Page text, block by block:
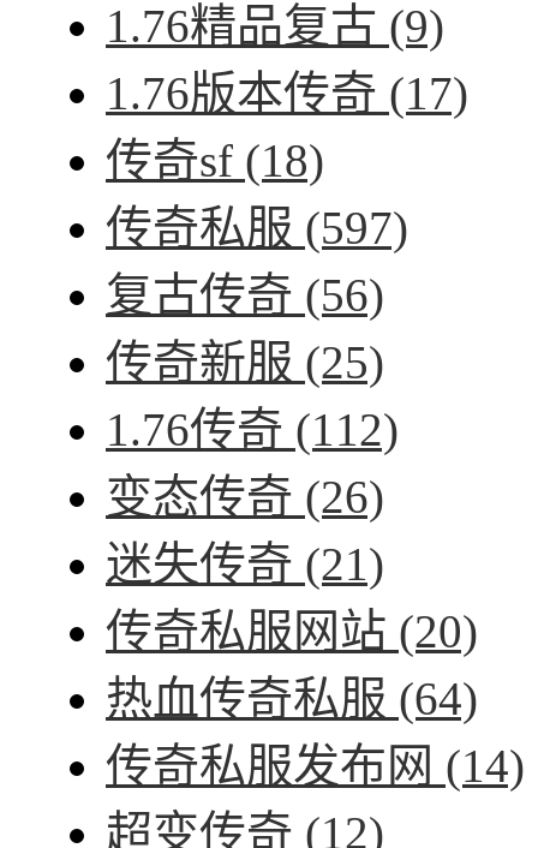
1.76精品复古 (9)
1.76版本传奇 (17)
传奇sf (18)
传奇私服 (597)
复古传奇 (56)
传奇新服 (25)
1.76传奇 (112)
变态传奇 (26)
迷失传奇 (21)
传奇私服网站 (20)
热血传奇私服 (64)
传奇私服发布网 (14)
超变传奇 (12)